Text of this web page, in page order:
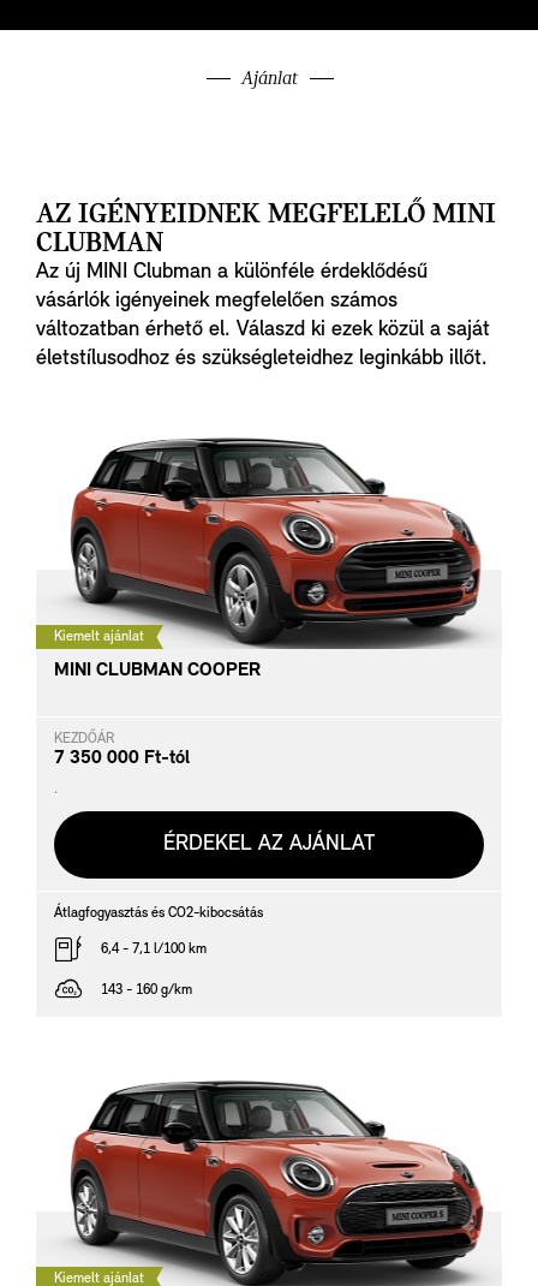
Ajánlat
AZ IGÉNYEIDNEK MEGFELELŐ MINI
CLUBMAN
Az új MINI Clubman a különféle érdeklődésű
vásárlók igényeinek megfelelően számos
változatban érhető el. Válaszd ki ezek közül a saját
életstílusodhoz és szükségleteidhez leginkább illőt.
Kiemelt ajánlat
MINI CLUBMAN COOPER
KEZDŐÁR
7 350 000 Ft-tól
.
ÉRDEKEL AZ AJÁNLAT
Átlagfogyasztás és CO2-kibocsátás
6,4 - 7,1 l/100 km
143 - 160 g/km
Kiemelt ajánlat